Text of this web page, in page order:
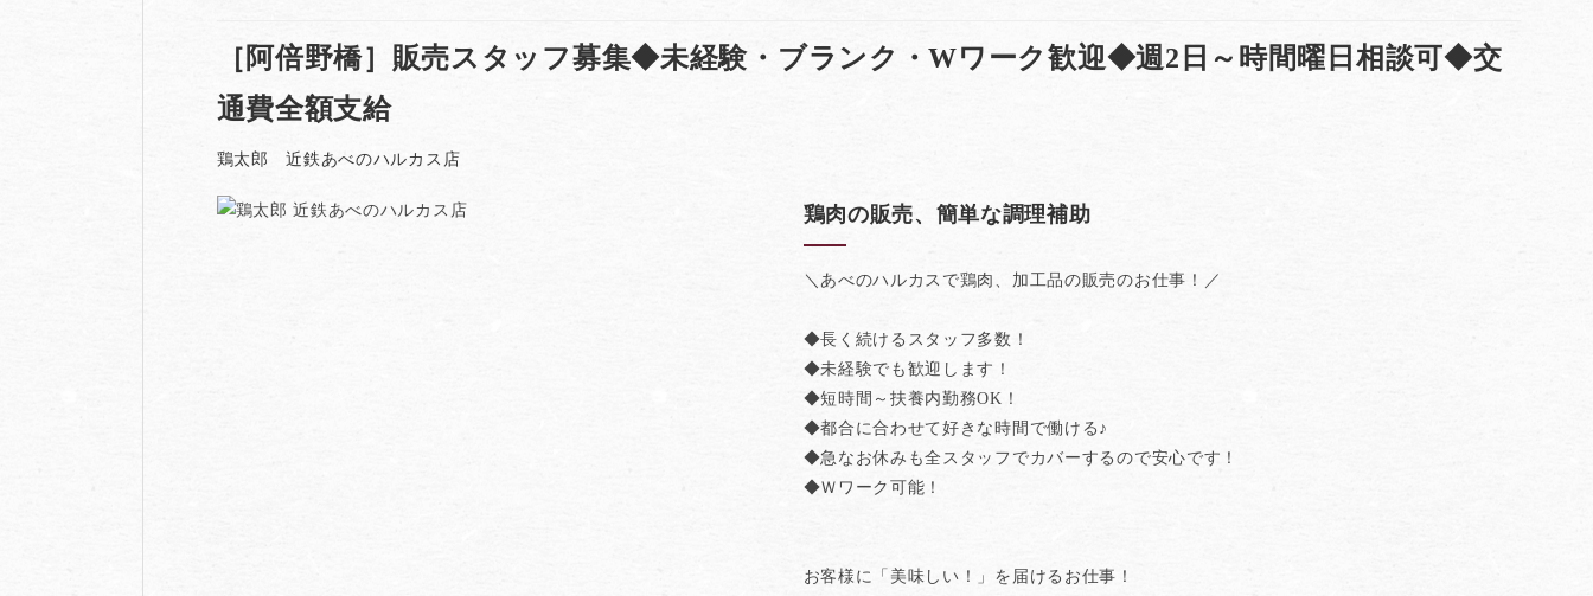
［阿倍野橋］販売スタッフ募集◆未経験・ブランク・Wワーク歓迎◆週2日～時間曜日相談可◆交
通費全額支給
鶏太郎 近鉄あべのハルカス店
鶏肉の販売、簡単な調理補助
＼あべのハルカスで鶏肉、加工品の販売のお仕事！／
◆長く続けるスタッフ多数！
◆未経験でも歓迎します！
◆短時間～扶養内勤務OK！
◆都合に合わせて好きな時間で働ける♪
◆急なお休みも全スタッフでカバーするので安心です！
◆Ｗワーク可能！
お客様に「美味しい！」を届けるお仕事！